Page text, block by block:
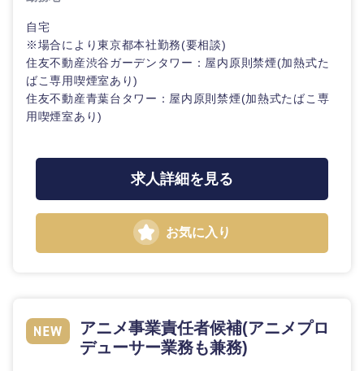
中国・四国地方
岡山県 広島県
自宅
※場合により東京都本社勤務(要相談)
住友不動産渋谷ガーデンタワー：屋内原則禁煙(加熱式た
ばこ専用喫煙室あり)
住友不動産青葉台タワー：屋内原則禁煙(加熱式たばこ専
用喫煙室あり)
求人詳細を見る
お気に入り
アニメ事業責任者候補(アニメプロ
デューサー業務も兼務)